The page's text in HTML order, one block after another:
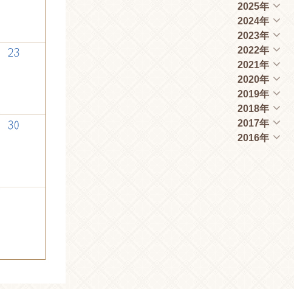
2025年
2024年
2023年
2022年
2021年
2020年
2019年
2018年
2017年
2016年